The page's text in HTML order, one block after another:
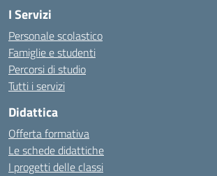
I Servizi
Personale scolastico
Famiglie e studenti
Percorsi di studio
Tutti i servizi
Didattica
Offerta formativa
Le schede didattiche
I progetti delle classi